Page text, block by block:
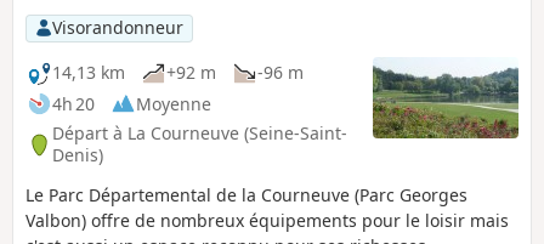
Visorandonneur
14,13 km
+92 m
-96 m
4h 20
Moyenne
Départ à La Courneuve (Seine-Saint-
Denis)
Le Parc Départemental de la Courneuve (Parc Georges
Valbon) offre de nombreux équipements pour le loisir mais